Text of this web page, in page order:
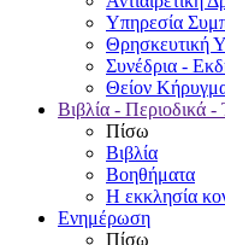
Υπηρεσία
Θρησκευτική
Συνέδρια -
Θείον
Βιβλία - Περιοδικά
Πίσω
Βιβλία
Βοηθήματα
Η εκκλησία
Ενημέρωση
Πίσω